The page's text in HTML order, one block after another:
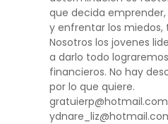
que decida
y enfrentar los
Nosotros los jovenes
a darlo todo
financieros. No hay
por lo que quiere.
gratuierp@hotmail.com